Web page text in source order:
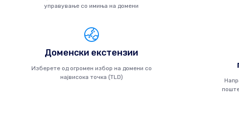
управување со имиња на домени
Доменски екстензии
Изберете од огромен избор на домени со
највисока точка (TLD)